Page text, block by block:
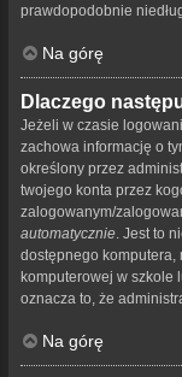
prawdopodobnie
Na górę
Dlaczego
Jeżeli w czasie
zachowa informację o
określony przez
twojego konta przez
zalogowanym/
automatycznie . Jest to
dostępnego komputera,
komputerowej w szkole
oznacza to, że
Na górę